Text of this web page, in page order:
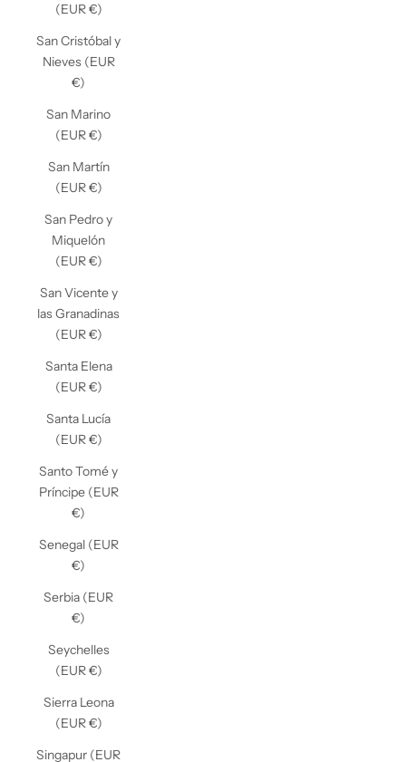
(EUR €)
San Cristóbal y
Nieves (EUR
€)
San Marino
(EUR €)
San Martín
(EUR €)
San Pedro y
Miquelón
(EUR €)
San Vicente y
las Granadinas
(EUR €)
Santa Elena
(EUR €)
Santa Lucía
(EUR €)
Santo Tomé y
Príncipe (EUR
€)
Senegal (EUR
€)
Serbia (EUR
€)
Seychelles
(EUR €)
Sierra Leona
(EUR €)
Singapur (EUR